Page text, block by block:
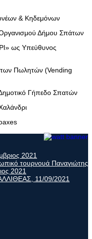
Δήμου Σπάτων
ως Υπεύθυνος
Πωλητών (Vending
Γήπεδο Σπατών
2021
τουρνουά Παναγιώτης
2021
11/09/2021